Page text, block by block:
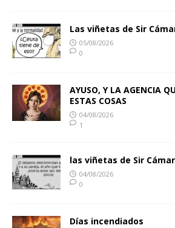
Las viñetas de Sir
05/08/2026
0
AYUSO, Y LA AGENCIA
ESTAS COSAS
04/08/2026
1
las viñetas de Sir
04/08/2026
0
Días incendiados